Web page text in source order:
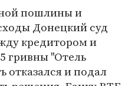
пошлины и
Донецкий суд
кредитором и
гривны "Отель
отказался и подал